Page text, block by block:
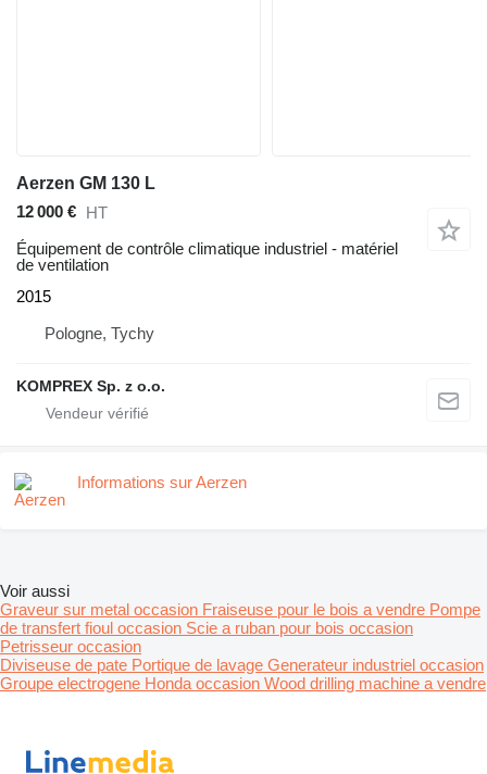
Aerzen GM 130 L
12 000 €
HT
Équipement de contrôle climatique industriel - matériel
de ventilation
2015
Pologne, Tychy
KOMPREX Sp. z o.o.
Informations sur Aerzen
Voir aussi
Graveur sur metal occasion Fraiseuse pour le bois a vendre Pompe
de transfert fioul occasion Scie a ruban pour bois occasion
Petrisseur occasion
Diviseuse de pate Portique de lavage Generateur industriel occasion
Groupe electrogene Honda occasion Wood drilling machine a vendre